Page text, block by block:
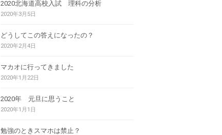
2020北海道高校入試 理科の分析
2020年3月5日
どうしてこの答えになったの？
2020年2月4日
マカオに行ってきました
2020年1月22日
2020年 元旦に思うこと
2020年1月1日
勉強のときスマホは禁止？